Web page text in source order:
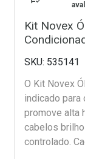
Kit Novex
535141
O Kit Novex
indicado
promove alta
cabelos
controlado.